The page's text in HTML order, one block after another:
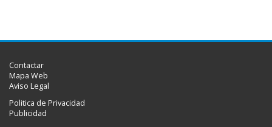
Contactar
Mapa Web
Aviso Legal
Politica de Privacidad
Publicidad